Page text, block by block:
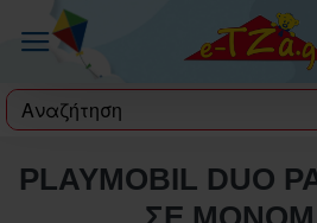
label
PLAYMOBIL DUO